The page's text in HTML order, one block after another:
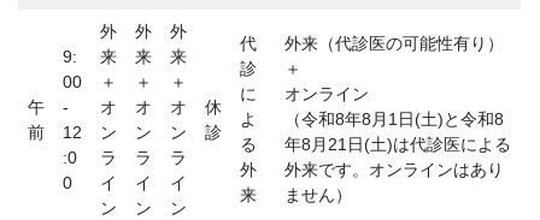
午
前
9:
00
-
12
:0
0
外
来
＋
オ
ン
ラ
イ
ン
外
来
＋
オ
ン
ラ
イ
ン
外
来
＋
オ
ン
ラ
イ
ン
休
診
代
診
に
よ
る
外
来
外来（代診医の可能性有り）
＋
オンライン
（令和8年8月1日(土)と令和8
年8月21日(土)は代診医による
外来です。オンラインはあり
ません）